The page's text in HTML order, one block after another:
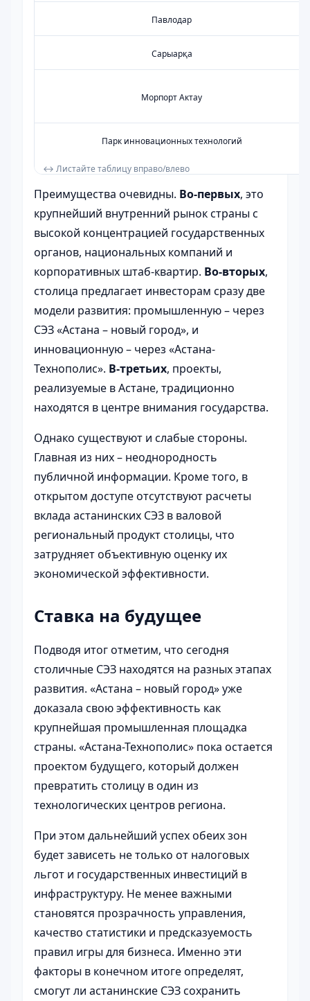
Павлодар
Сарыарқа
Морпорт Актау
Парк инновационных технологий
Преимущества очевидны. Во-первых, это
крупнейший внутренний рынок страны с
высокой концентрацией государственных
органов, национальных компаний и
корпоративных штаб-квартир. Во-вторых,
столица предлагает инвесторам сразу две
модели развития: промышленную – через
СЭЗ «Астана – новый город», и
инновационную – через «Астана-
Технополис». В-третьих, проекты,
реализуемые в Астане, традиционно
находятся в центре внимания государства.
Однако существуют и слабые стороны.
Главная из них – неоднородность
публичной информации. Кроме того, в
открытом доступе отсутствуют расчеты
вклада астанинских СЭЗ в валовой
региональный продукт столицы, что
затрудняет объективную оценку их
экономической эффективности.
Ставка на будущее
Подводя итог отметим, что сегодня
столичные СЭЗ находятся на разных этапах
развития. «Астана – новый город» уже
доказала свою эффективность как
крупнейшая промышленная площадка
страны. «Астана-Технополис» пока остается
проектом будущего, который должен
превратить столицу в один из
технологических центров региона.
При этом дальнейший успех обеих зон
будет зависеть не только от налоговых
льгот и государственных инвестиций в
инфраструктуру. Не менее важными
становятся прозрачность управления,
качество статистики и предсказуемость
правил игры для бизнеса. Именно эти
факторы в конечном итоге определят,
смогут ли астанинские СЭЗ сохранить